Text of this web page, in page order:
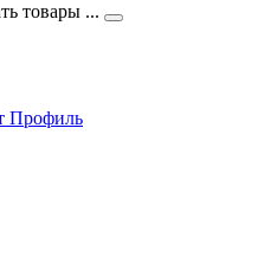
товары ...
Профиль